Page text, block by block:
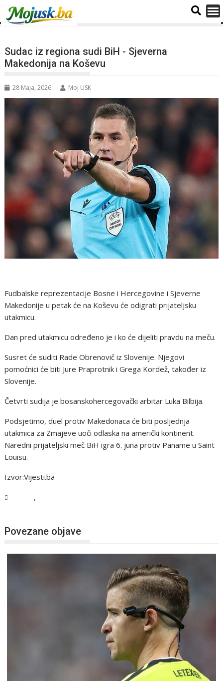
Sudac iz regiona sudi BiH - Sjeverna
Makedonija na Koševu
28 Maja, 2026 Moj USK
Fudbalske reprezentacije Bosne i Hercegovine i Sjeverne
Makedonije u petak će na Koševu će odigrati prijateljsku
utakmicu.
Dan pred utakmicu određeno je i ko će dijeliti pravdu na meču.
Susret će suditi Rade Obrenovič iz Slovenije. Njegovi
pomoćnici će biti Jure Praprotnik i Grega Kordež, također iz
Slovenije.
Četvrti sudija je bosanskohercegovački arbitar Luka Bilbija.
Podsjetimo, duel protiv Makedonaca će biti posljednja
utakmica za Zmajeve uoči odlaska na američki kontinent.
Naredni prijateljski meč BiH igra 6. juna protiv Paname u Saint
Louisu.
Izvor:Vijesti.ba
,
Povezane objave